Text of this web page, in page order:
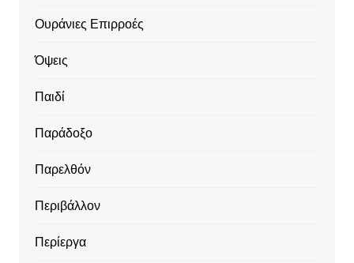
Ουράνιες Επιρροές
Όψεις
Παιδί
Παράδοξο
Παρελθόν
Περιβάλλον
Περίεργα